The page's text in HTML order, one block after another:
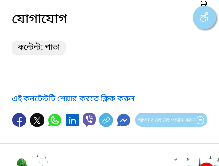
যোগাযোগ
কন্টেন্ট: পাতা
এই কনটেন্টটি শেয়ার করতে ক্লিক করুন
আপনার মতামত প্রদান করুন